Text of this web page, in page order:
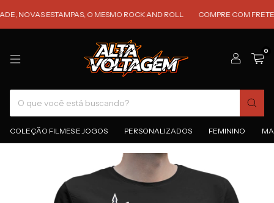
ESTAMPAS, O MESMO ROCK AND ROLL COMPRE COM FRETE
0
COLEÇÃO FILMES E JOGOS PERSONALIZADOS FEMININO